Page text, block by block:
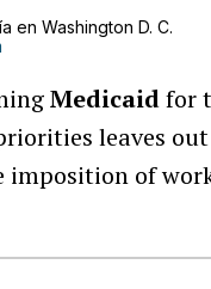
en Washington D. C.
Medicaidfor
leaves
of